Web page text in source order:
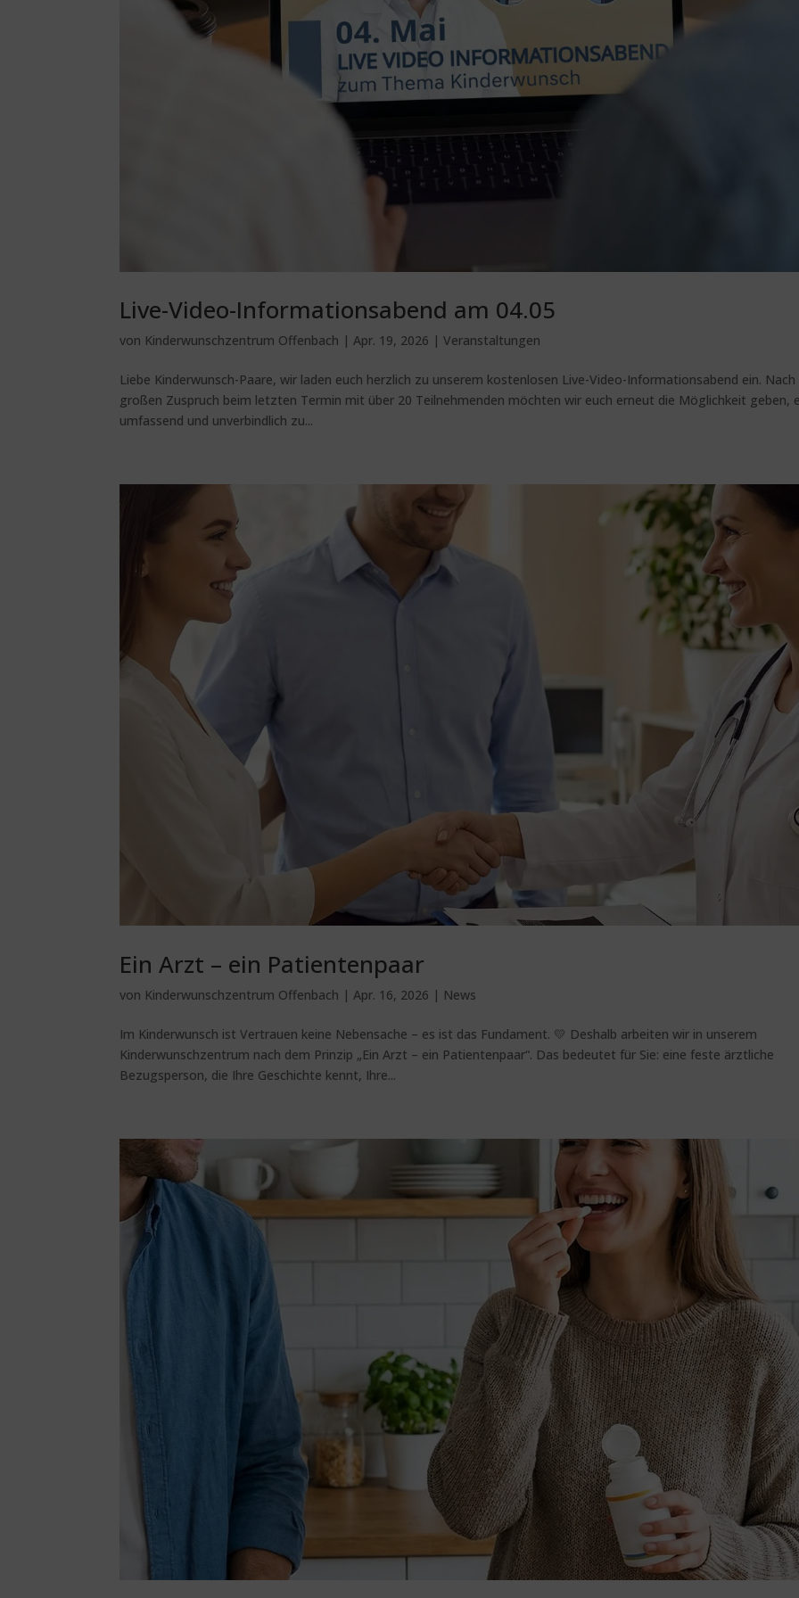
Live-Video-Informationsabend am 04.05
von Kinderwunschzentrum Offenbach |Apr. 19, 2026 |Veranstaltungen
Liebe Kinderwunsch-Paare, wir laden euch herzlich zu unserem kostenlosen Live-Video-Informationsabend ein.
großen Zuspruch beim letzten Termin mit über 20 Teilnehmenden möchten wir euch erneut die Möglichkeit geben,
umfassend und unverbindlich zu...
Ein Arzt – ein Patientenpaar
von Kinderwunschzentrum Offenbach |Apr. 16, 2026 | News
Im Kinderwunsch ist Vertrauen keine Nebensache – es ist das Fundament. 💛 Deshalb arbeiten wir in unserem
Kinderwunschzentrum nach dem Prinzip „Ein Arzt – ein Patientenpaar“. Das bedeutet für Sie: eine feste ärztliche
Bezugsperson, die Ihre Geschichte kennt, Ihre...